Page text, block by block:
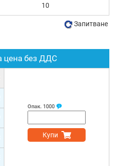
цена без ДДС
Опак. 1000
Купи
10
Запитване